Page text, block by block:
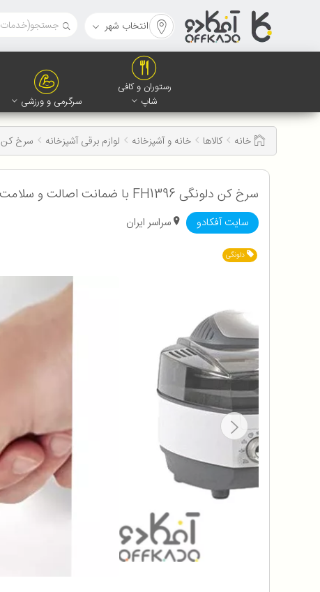
انتخاب شهر
رستوران و کافی
شاپ
سرگرمی و ورزشی
خانه کالاها خانه و آشپزخانه لوازم برقی آشپزخانه سرخ کن
سرخ کن دلونگی FH1396 با ضمانت اصالت و سلامت کالا به همراه 12 ماه گارانتی
سایت آفکادو سراسر ایران
دلونگی